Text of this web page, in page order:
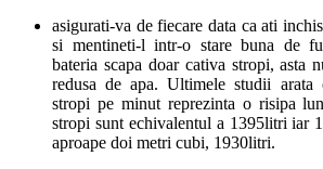
asigurati-va de fiecare data ca ati
si mentineti-l intr-o stare buna de
bateria scapa doar cativa stropi, asta
redusa de apa. Ultimele studii
stropi pe minut reprezinta o risipa
stropi sunt echivalentul a 1395litri iar
aproape doi metri cubi, 1930litri.